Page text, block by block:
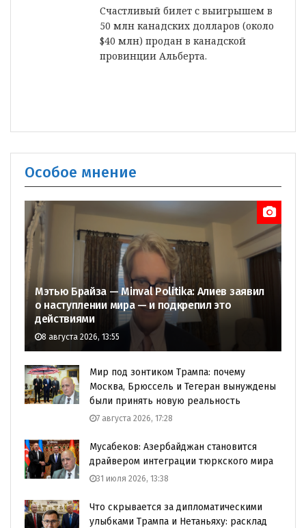
Счастливый билет с выигрышем в
50 млн канадских долларов (около
$40 млн) продан в канадской
провинции Альберта.
Особое мнение
Мэтью Брайза — Minval Politika: Алиев заявил
о наступлении мира — и подкрепил это
действиями
8 августа 2026, 13:55
Мир под зонтиком Трампа: почему
Москва, Брюссель и Тегеран вынуждены
были принять новую реальность
7 августа 2026, 17:28
Мусабеков: Азербайджан становится
драйвером интеграции тюркского мира
31 июля 2026, 13:38
Что скрывается за дипломатическими
улыбками Трампа и Нетаньяху: расклад